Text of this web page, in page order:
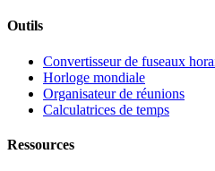
Outils
Convertisseur de fuseaux
Horloge mondiale
Organisateur de réunions
Calculatrices de temps
Ressources